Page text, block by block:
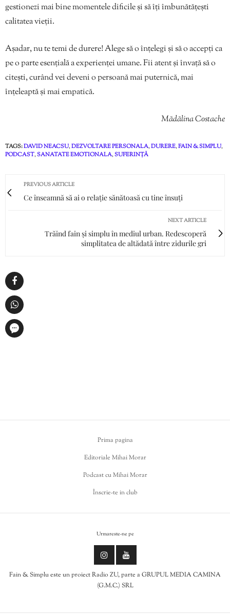
gestionezi mai bine momentele dificile și să îți îmbunătățești
calitatea vieții.
Așadar, nu te temi de durere! Alege să o înțelegi și să o accepți ca
pe o parte esențială a experienței umane. Fii atent și învață să o
citești, curând vei deveni o persoană mai puternică, mai
înțeleaptă și mai empatică.
Mădălina Costache
TAGS:DAVID NEACSU,DEZVOLTARE PERSONALA,DURERE,FAIN & SIMPLU,
PODCAST,SANATATE EMOTIONALA,SUFERINȚĂ
PREVIOUS ARTICLE
Ce înseamnă să ai o relație sănătoasă cu tine însuți
NEXT ARTICLE
Trăind fain și simplu în mediul urban. Redescoperă
simplitatea de altădată între zidurile gri
Prima pagina
Editoriale Mihai Morar
Podcast cu Mihai Morar
Înscrie-te in club
Urmareste-ne pe
Fain & Simplu este un proiect Radio ZU, parte a GRUPUL MEDIA CAMINA
(G.M.C.) SRL